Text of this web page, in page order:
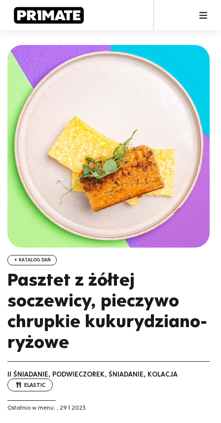
KATALOG DAŃ
Pasztet z żółtej
soczewicy, pieczywo
chrupkie kukurydziano-
ryżowe
II ŚNIADANIE, PODWIECZOREK, ŚNIADANIE, KOLACJA
ELASTIC
Ostatnio w menu: , 29.1.2023